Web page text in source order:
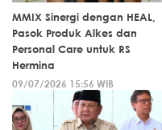
MMIX Sinergi dengan HEAL,
Pasok Produk Alkes dan
Personal Care untuk RS
Hermina
09/07/2026 15:56 WIB